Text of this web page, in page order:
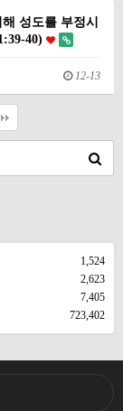
성도를 부정시
40)
12-13
1,524
2,623
7,405
723,402